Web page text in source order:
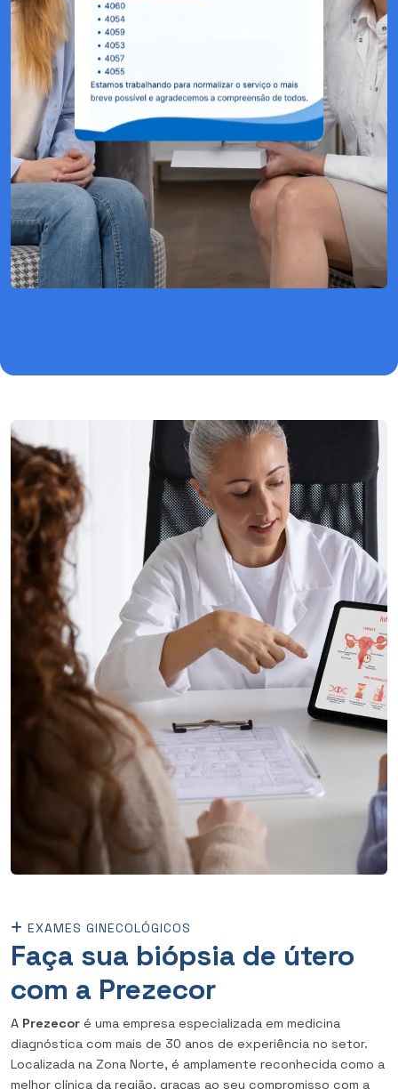
EXAMES GINECOLÓGICOS
Faça sua biópsia de útero
com a Prezecor
A Prezecor é uma empresa especializada em medicina
diagnóstica com mais de 30 anos de experiência no setor.
Localizada na Zona Norte, é amplamente reconhecida como a
melhor clínica da região, graças ao seu compromisso com a